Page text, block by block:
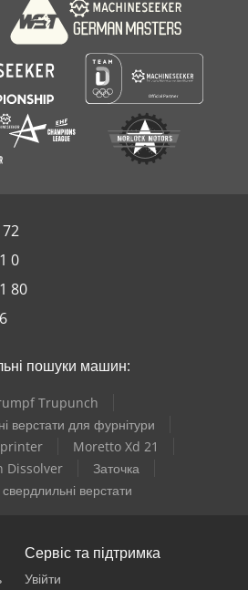
0
80
пошуки машин:
Trupunch
верстати для фурнітури
Moretto Xd 21
Dissolver
Заточка
свердлильні верстати
Сервіс та підтримка
Увійти